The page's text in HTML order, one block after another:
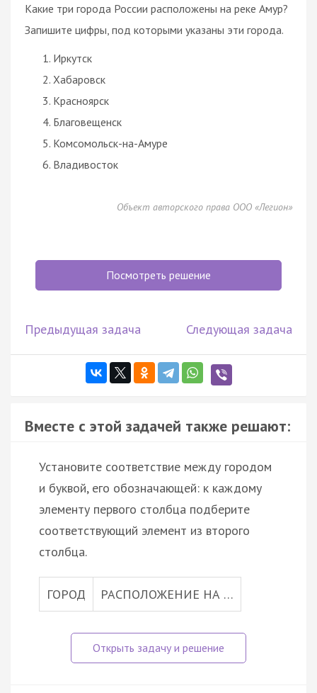
Какие три города России расположены на реке Амур?
Запишите цифры, под которыми указаны эти города.
Иркутск
Хабаровск
Красноярск
Благовещенск
Комсомольск-на-Амуре
Владивосток
Объект авторского права ООО «Легион»
Посмотреть решение
Предыдущая задача Следующая задача
Вместе с этой задачей также решают:
Установите соответствие между городом
и буквой, его обозначающей: к каждому
элементу первого столбца подберите
соответствующий элемент из второго
столбца.
ГОРОД РАСПОЛОЖЕНИЕ НА …